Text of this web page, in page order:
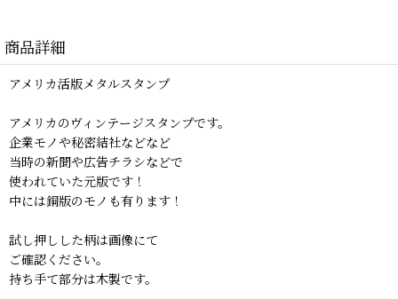
商品詳細
アメリカ活版メタルスタンプ
アメリカのヴィンテージスタンプです。
企業モノや秘密結社などなど
当時の新聞や広告チラシなどで
使われていた元版です！
中には銅版のモノも有ります！
試し押しした柄は画像にて
ご確認ください。
持ち手て部分は木製です。